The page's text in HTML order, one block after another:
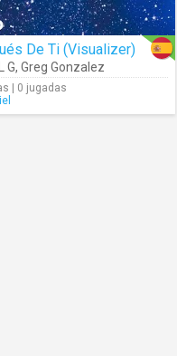
De Ti (Visualizer)
G, Greg Gonzalez
| 0 jugadas